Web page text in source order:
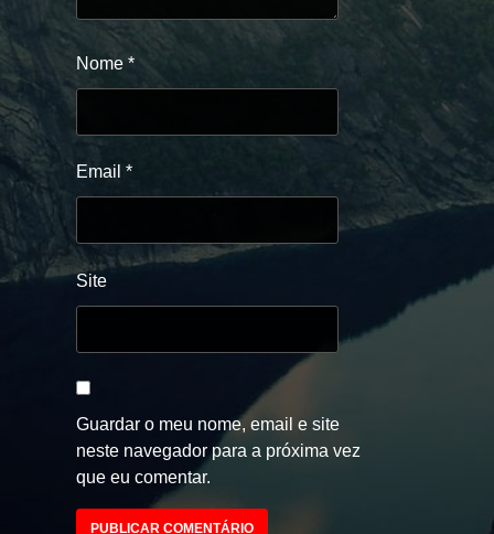
Nome *
Email *
Site
Guardar o meu nome, email e site
neste navegador para a próxima vez
que eu comentar.